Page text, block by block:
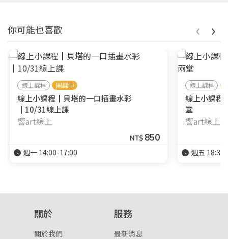
你可能也喜歡
線上課程 開課中
線上小課程┃貝塔的一口插畫水彩
┃10/31線上課
響art線上
NT$ 850
週一 14:00-17:00
線上課程
線上小課
堂
響art線上
週五
‹ ›
關於
關於我們
服務
最新消息